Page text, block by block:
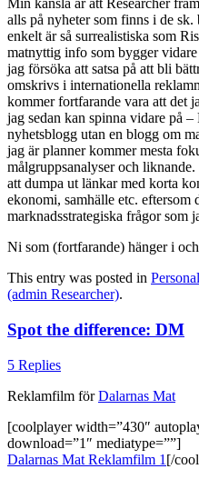
Min känsla är att Researcher
alls på nyheter som finns i de
enkelt är så surrealistiska som
matnyttig info som bygger
jag försöka att satsa på att bli
omskrivs i internationella
kommer fortfarande vara att det
jag sedan kan spinna vidare på –
nyhetsblogg utan en blogg om
jag är planner kommer mesta
målgruppsanalyser och
att dumpa ut länkar med korta
ekonomi, samhälle etc. eftersom
marknadsstrategiska frågor som
Ni som (fortfarande) hänger i
This entry was posted in
(admin Researcher).
Spot the difference: DM
5 Replies
Reklamfilm förDalarnas Mat
[coolplayer width=”430″
download=”1″ mediatype=””]
Dalarnas Mat Reklamfilm 1 [/